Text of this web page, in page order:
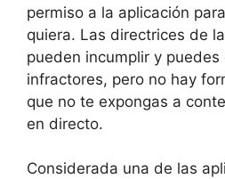
permiso a la aplicación
quiera. Las directrices de
pueden incumplir y puedes
infractores, pero no hay
que no te expongas a
en directo.
Considerada una de las